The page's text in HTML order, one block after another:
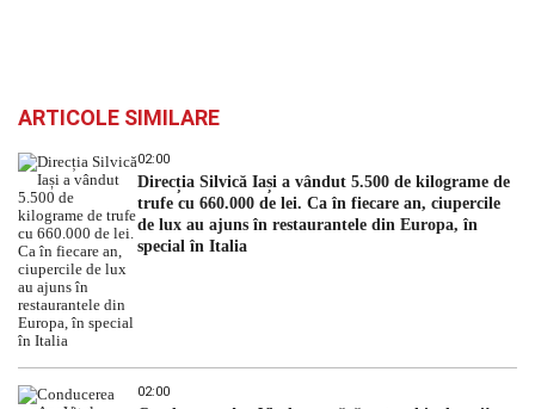
ARTICOLE SIMILARE
02:00
Direcția Silvică Iași a vândut 5.500 de kilograme de
trufe cu 660.000 de lei. Ca în fiecare an, ciupercile
de lux au ajuns în restaurantele din Europa, în
special în Italia
02:00